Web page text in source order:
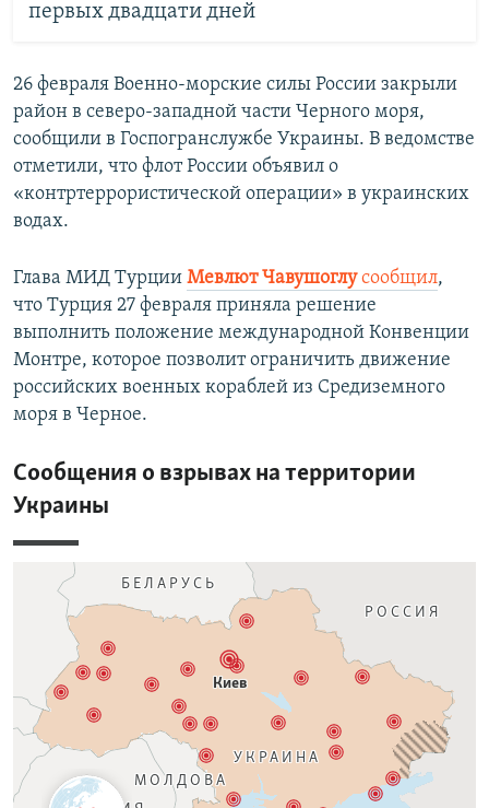
первых двадцати дней
26 февраля Военно-морские силы России закрыли
район в северо-западной части Черного моря,
сообщили в Госпогранслужбе Украины. В ведомстве
отметили, что флот России объявил о
«контртеррористической операции» в украинских
водах.
Глава МИД Турции Мевлют Чавушоглусообщил,
что Турция 27 февраля приняла решение
выполнить положение международной Конвенции
Монтре, которое позволит ограничить движение
российских военных кораблей из Средиземного
моря в Черное.